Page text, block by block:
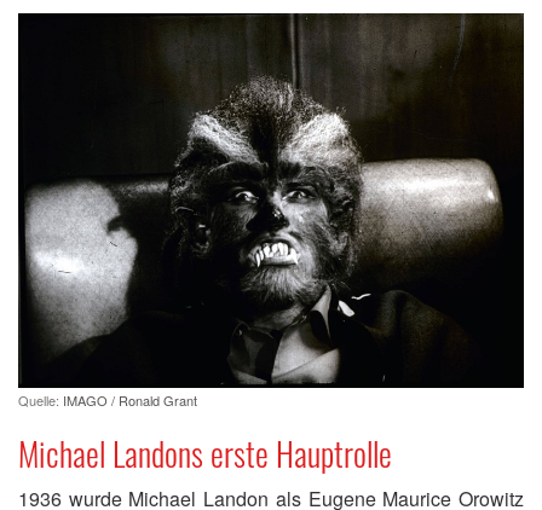
Quelle: IMAGO / Ronald Grant
Michael Landons erste Hauptrolle
1936 wurde Michael Landon als Eugene Maurice Orowitz